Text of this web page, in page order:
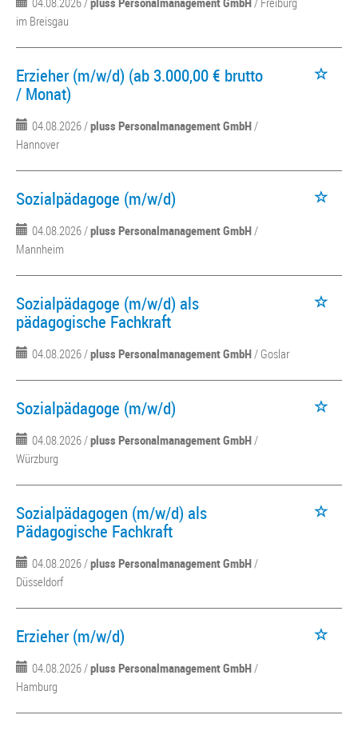
im Breisgau
Erzieher (m/w/d) (ab 3.000,00 € brutto
/ Monat)
04.08.2026 /pluss Personalmanagement GmbH/
Hannover
Sozialpädagoge (m/w/d)
04.08.2026 /pluss Personalmanagement GmbH/
Mannheim
Sozialpädagoge (m/w/d) als
pädagogische Fachkraft
04.08.2026 /pluss Personalmanagement GmbH/ Goslar
Sozialpädagoge (m/w/d)
04.08.2026 /pluss Personalmanagement GmbH/
Würzburg
Sozialpädagogen (m/w/d) als
Pädagogische Fachkraft
04.08.2026 /pluss Personalmanagement GmbH/
Düsseldorf
Erzieher (m/w/d)
04.08.2026 /pluss Personalmanagement GmbH/
Hamburg